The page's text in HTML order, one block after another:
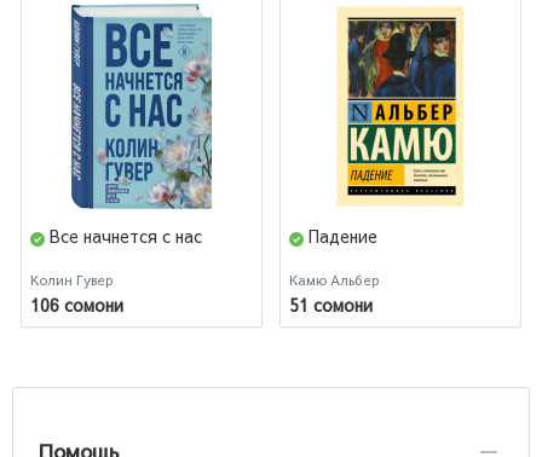
Все начнется с нас
Колин Гувер
106 сомони
Падение
Камю Альбер
51 сомони